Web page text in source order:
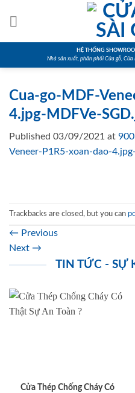
HỆ THỐNG
Nhà sản xuất, phân phối Cửa gỗ,
Cua-go-MDF-
4.jpg-MDFVe-
Published 03/09/2021 at
Veneer-P1R5-xoan-dao-
Trackbacks are closed, but you can
← Previous
Next →
TIN TỨC - SỰ
Cửa Thép Chống Cháy Có